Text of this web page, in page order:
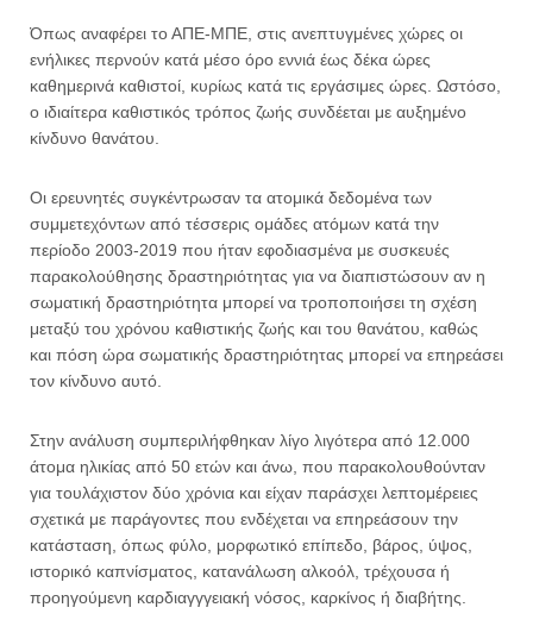
Όπως αναφέρει το ΑΠΕ-ΜΠΕ, στις ανεπτυγμένες χώρες οι
ενήλικες περνούν κατά μέσο όρο εννιά έως δέκα ώρες
καθημερινά καθιστοί, κυρίως κατά τις εργάσιμες ώρες. Ωστόσο,
ο ιδιαίτερα καθιστικός τρόπος ζωής συνδέεται με αυξημένο
κίνδυνο θανάτου.
Οι ερευνητές συγκέντρωσαν τα ατομικά δεδομένα των
συμμετεχόντων από τέσσερις ομάδες ατόμων κατά την
περίοδο 2003-2019 που ήταν εφοδιασμένα με συσκευές
παρακολούθησης δραστηριότητας για να διαπιστώσουν αν η
σωματική δραστηριότητα μπορεί να τροποποιήσει τη σχέση
μεταξύ του χρόνου καθιστικής ζωής και του θανάτου, καθώς
και πόση ώρα σωματικής δραστηριότητας μπορεί να επηρεάσει
τον κίνδυνο αυτό.
Στην ανάλυση συμπεριλήφθηκαν λίγο λιγότερα από 12.000
άτομα ηλικίας από 50 ετών και άνω, που παρακολουθούνταν
για τουλάχιστον δύο χρόνια και είχαν παράσχει λεπτομέρειες
σχετικά με παράγοντες που ενδέχεται να επηρεάσουν την
κατάσταση, όπως φύλο, μορφωτικό επίπεδο, βάρος, ύψος,
ιστορικό καπνίσματος, κατανάλωση αλκοόλ, τρέχουσα ή
προηγούμενη καρδιαγγγειακή νόσος, καρκίνος ή διαβήτης.